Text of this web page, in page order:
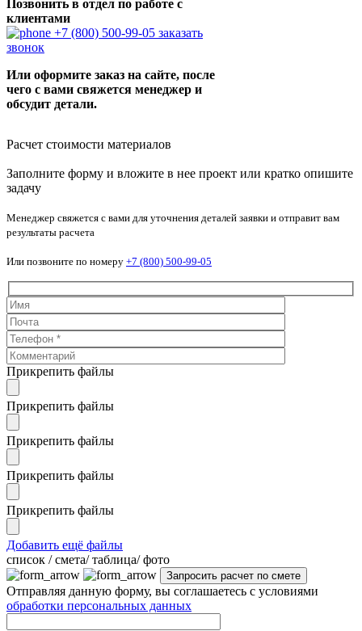
Позвонить в отдел по работе с
клиентами
+7 (800) 500-99-05 заказать
звонок
Или оформите заказ на сайте, после
чего с вами свяжется менеджер и
обсудит детали.
Расчет стоимости материалов
Заполните форму и вложите в нее проект или кратко опишите
задачу
Менеджер свяжется с вами для уточнения деталей заявки и отправит вам
результаты расчета
Или позвоните по номеру +7 (800) 500-99-05
Прикрепить файлы
Прикрепить файлы
Прикрепить файлы
Прикрепить файлы
Прикрепить файлы
Добавить ещё файлы
cписок / смета/ таблица/ фото
Отправляя данную форму, вы соглашаетесь с условиями
обработки персональных данных